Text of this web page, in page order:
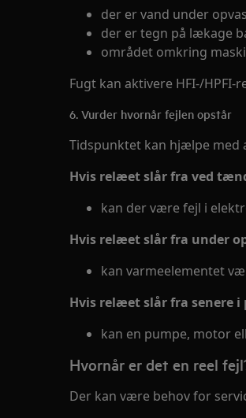
der er vand under
der er tegn på lækage
området omkring
Fugt kan aktivere HFI-/
6. Vurder hvornår fejlen opstår
Tidspunktet kan hjælpe med
Hvis relæet slår fra ved
kan der være fejl i
Hvis relæet slår fra under
kan varmeelementet
Hvis relæet slår fra senere
kan en pumpe, motor
Hvornår er det en reel
Der kan være behov for